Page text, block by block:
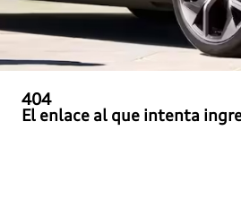
404
El enlace al que intenta